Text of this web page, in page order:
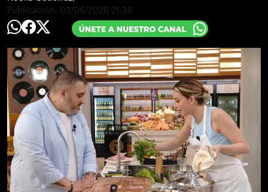
Publicación: 02/06/2026 21:38